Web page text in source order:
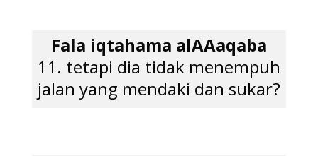
Fala iqtahama alAAaqaba
11. tetapi dia tidak menempuh
jalan yang mendaki dan sukar?